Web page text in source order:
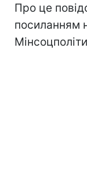
Про це
посиланням